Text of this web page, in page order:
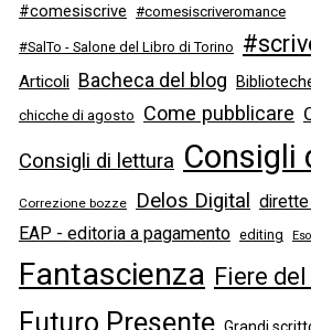
#comesiscrive #comesiscriveromance
#SalTo - Salone del Libro di Torino
Articoli Bacheca del blog
chicche di agosto Come pubblicare
Consigli di lettura Consigli
Correzione bozze Delos Digital
EAP - editoria a pagamento editing
Fantascienza Fiere
Futuro Presente Grandi